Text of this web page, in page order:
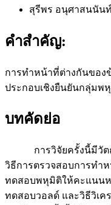
สุรีพร อนุศาสนนันท์
คำสำคัญ:
การทำหน้าที่ต่างกันของ
ประกอบเชิงยืนยันกลุ่มพ
บทคัดย่อ
การวิจัยครั้งนี้มีวัตถุป
วิธีการตรวจสอบการทำ
ทดสอบพหุมิติให้คะแนนห
ทดสอบวอลด์ และวิธีวิเค